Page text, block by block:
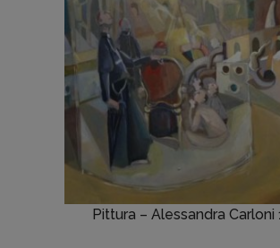
Pittura – Alessandra Carloni